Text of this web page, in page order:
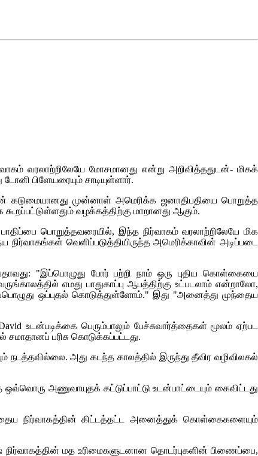
வரலாற்றிலேயே மோசமானது என்று அறிவித்ததுடன்- மிகக்
பிளேயரையும் சாடியுள்ளார்.
கடுமையானது முன்னாள் அமெரிக்க ஜனாதிபதியை பொறுத்த
வழக்கத்திற்கு மாறானது ஆகும்.
பொறுத்தவரையில், இந்த நிர்வாகம் வரலாற்றிலேயே மிக
வெளிப்படுத்தியிருந்த அமெரிக்காவின் அடிப்படை
"இப்பொழுது போர் பற்றி நாம் ஒரு புதிய கொள்கையை
எமது பாதுகாப்பு ஆபத்திற்கு உட்படலாம் என்றாலோ,
ஒப்புதல் கொடுத்துள்ளோம்." இது "அனைத்து முந்தைய
உடன்படிக்கை பெரும்பாலும் பேச்சுவார்த்தைகள் மூலம் ஏற்பட
பரிசு கொடுக்கப்பட்டது.
நடத்தவில்லை. அது கடந்த காலத்தில் இருந்து தீவிர வழிவிலகல்
அணுவாயுதக் கட்டுப்பாட்டு உடன்பாட்டையும் கைவிட்டது
நிர்வாகத்தின் கிட்டத்தட்ட அனைத்துக் கொள்கைகளையும்
மத உரிமைகளுடனான தொடர்புகளின் பிணைப்பை,